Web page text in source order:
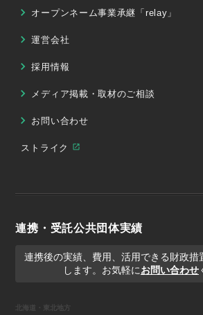
オープンネーム事業承継「relay」
運営会社
採用情報
メディア掲載・取材のご相談
お問い合わせ
ストライク
連携・受託公共団体実績
連携後の実績、費用、活用できる財政措
します。お気軽にお問い合わせ
北海道・東北地方